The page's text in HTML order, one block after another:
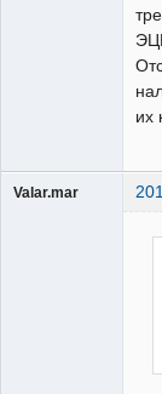
их
Valar.mar